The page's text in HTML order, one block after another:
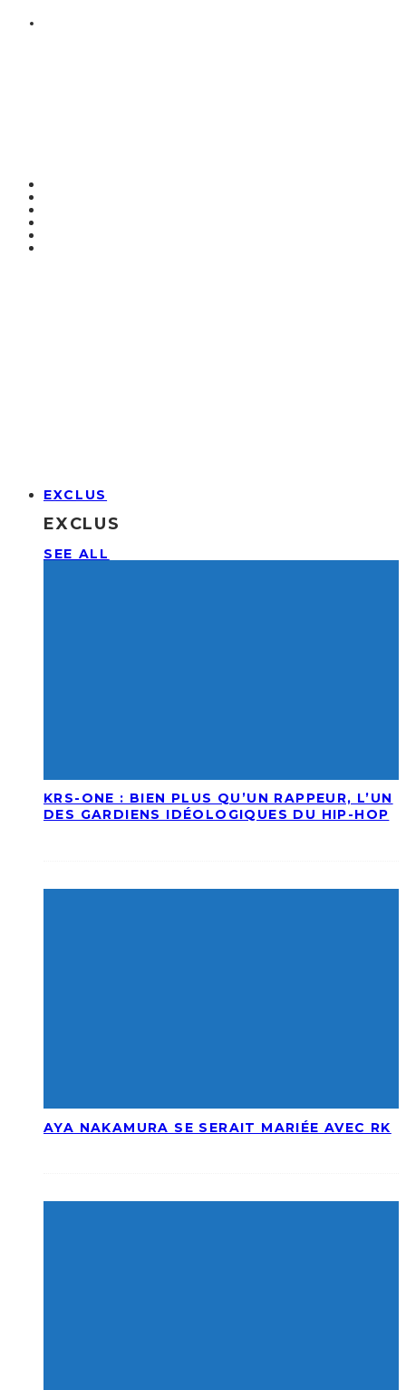
EXCLUS
EXCLUS
SEE ALL
KRS-ONE : BIEN PLUS QU’UN RAPPEUR, L’UN
DES GARDIENS IDÉOLOGIQUES DU HIP-HOP
AYA NAKAMURA SE SERAIT MARIÉE AVEC RK